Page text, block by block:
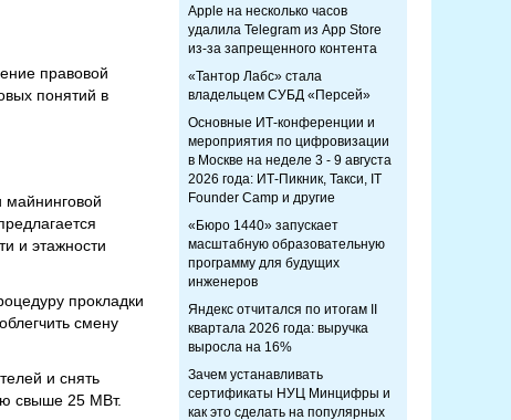
правовой
понятий в
и этажности
прокладки
смену
и снять
свыше 25 МВт.
Apple на несколько часов
удалила Telegram из App Store
из-за запрещенного контента
«Тантор Лабс» стала
владельцем СУБД «Персей»
Основные ИТ-конференции и
мероприятия по цифровизации
в Москве на неделе 3 - 9 августа
2026 года: ИТ-Пикник, Такси, IT
Founder Camp и другие
«Бюро 1440» запускает
масштабную образовательную
программу для будущих
инженеров
Яндекс отчитался по итогам II
квартала 2026 года: выручка
выросла на 16%
Зачем устанавливать
сертификаты НУЦ Минцифры и
как это сделать на популярных